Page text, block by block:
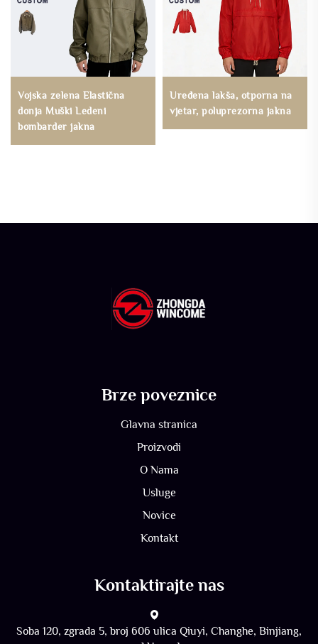
Vojska zelena Elastična
donja Muški Ledeni
bombarder jakna
Uređena lakša, otporna na
vjetar, poluprezorna jakna
Brze poveznice
Glavna stranica
Proizvodi
O Nama
Usluge
Novice
Kontakt
Kontaktirajte nas
Soba 120, zgrada 5, broj 606 ulica Qiuyi, Changhe, Binjiang,